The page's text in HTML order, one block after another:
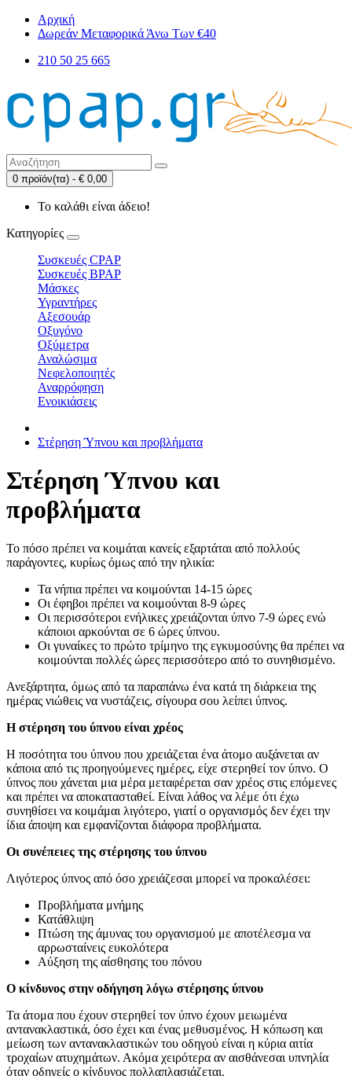
Αρχική
Δωρεάν Μεταφορικά Άνω Των €40
210 50 25 665
0 προϊόν(τα) - € 0,00
Το καλάθι είναι άδειο!
Κατηγορίες
Συσκευές CPAP
Συσκευές BPAP
Μάσκες
Υγραντήρες
Αξεσουάρ
Οξυγόνο
Οξύμετρα
Αναλώσιμα
Νεφελοποιητές
Αναρρόφηση
Ενοικιάσεις
Στέρηση Ύπνου και προβλήματα
Στέρηση Ύπνου και
προβλήματα
Το πόσο πρέπει να κοιμάται κανείς εξαρτάται από πολλούς
παράγοντες, κυρίως όμως από την ηλικία:
Τα νήπια πρέπει να κοιμούνται 14-15 ώρες
Οι έφηβοι πρέπει να κοιμούνται 8-9 ώρες
Οι περισσότεροι ενήλικες χρειάζονται ύπνο 7-9 ώρες ενώ
κάποιοι αρκούνται σε 6 ώρες ύπνου.
Οι γυναίκες το πρώτο τρίμηνο της εγκυμοσύνης θα πρέπει να
κοιμούνται πολλές ώρες περισσότερο από το συνηθισμένο.
Ανεξάρτητα, όμως από τα παραπάνω ένα κατά τη διάρκεια της
ημέρας νιώθεις να νυστάζεις, σίγουρα σου λείπει ύπνος.
Η στέρηση του ύπνου είναι χρέος
Η ποσότητα του ύπνου που χρειάζεται ένα άτομο αυξάνεται αν
κάποια από τις προηγούμενες ημέρες, είχε στερηθεί τον ύπνο. Ο
ύπνος που χάνεται μια μέρα μεταφέρεται σαν χρέος στις επόμενες
και πρέπει να αποκατασταθεί. Είναι λάθος να λέμε ότι έχω
συνηθίσει να κοιμάμαι λιγότερο, γιατί ο οργανισμός δεν έχει την
ίδια άποψη και εμφανίζονται διάφορα προβλήματα.
Οι συνέπειες της στέρησης του ύπνου
Λιγότερος ύπνος από όσο χρειάζεσαι μπορεί να προκαλέσει:
Προβλήματα μνήμης
Κατάθλιψη
Πτώση της άμυνας του οργανισμού με αποτέλεσμα να
αρρωσταίνεις ευκολότερα
Αύξηση της αίσθησης του πόνου
Ο κίνδυνος στην οδήγηση λόγω στέρησης ύπνου
Τα άτομα που έχουν στερηθεί τον ύπνο έχουν μειωμένα
αντανακλαστικά, όσο έχει και ένας μεθυσμένος. Η κόπωση και
μείωση των αντανακλαστικών του οδηγού είναι η κύρια αιτία
τροχαίων ατυχημάτων. Ακόμα χειρότερα αν αισθάνεσαι υπνηλία
όταν οδηγείς ο κίνδυνος πολλαπλασιάζεται.